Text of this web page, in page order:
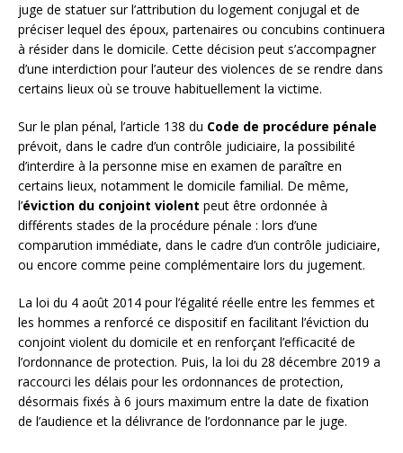
juge de statuer sur l’attribution du logement conjugal et de
préciser lequel des époux, partenaires ou concubins continuera
à résider dans le domicile. Cette décision peut s’accompagner
d’une interdiction pour l’auteur des violences de se rendre dans
certains lieux où se trouve habituellement la victime.
Sur le plan pénal, l’article 138 du Code de procédure pénale
prévoit, dans le cadre d’un contrôle judiciaire, la possibilité
d’interdire à la personne mise en examen de paraître en
certains lieux, notamment le domicile familial. De même,
l’éviction du conjoint violent peut être ordonnée à
différents stades de la procédure pénale : lors d’une
comparution immédiate, dans le cadre d’un contrôle judiciaire,
ou encore comme peine complémentaire lors du jugement.
La loi du 4 août 2014 pour l’égalité réelle entre les femmes et
les hommes a renforcé ce dispositif en facilitant l’éviction du
conjoint violent du domicile et en renforçant l’efficacité de
l’ordonnance de protection. Puis, la loi du 28 décembre 2019 a
raccourci les délais pour les ordonnances de protection,
désormais fixés à 6 jours maximum entre la date de fixation
de l’audience et la délivrance de l’ordonnance par le juge.